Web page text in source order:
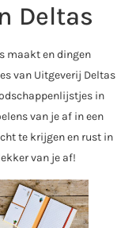
Deltas
maakt en dingen
van Uitgeverij Deltas
in
van je af in een
te krijgen en rust in
van je af!